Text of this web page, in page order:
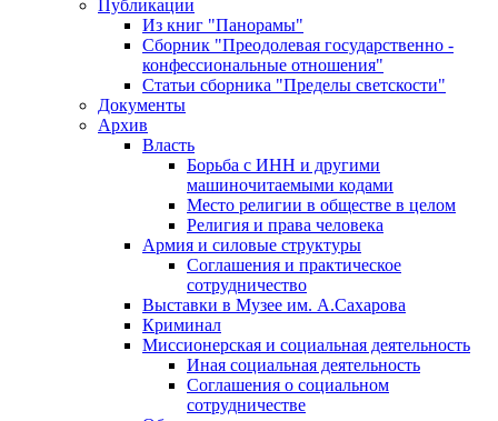
Публикации
Из книг "Панорамы"
Сборник "Преодолевая государственно -
конфессиональные отношения"
Статьи сборника "Пределы светскости"
Документы
Архив
Власть
Борьба с ИНН и другими
машиночитаемыми кодами
Место религии в обществе в целом
Религия и права человека
Армия и силовые структуры
Соглашения и практическое
сотрудничество
Выставки в Музее им. А.Сахарова
Криминал
Миссионерская и социальная деятельность
Иная социальная деятельность
Соглашения о социальном
сотрудничестве